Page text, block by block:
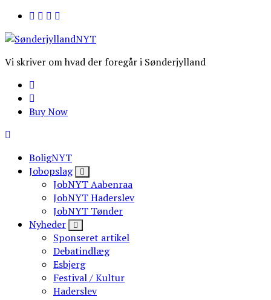
Vi skriver om hvad der foregår i Sønderjylland
Buy Now
BoligNYT
Jobopslag
JobNYT Aabenraa
JobNYT Haderslev
JobNYT Tønder
Nyheder
Sponseret artikel
Debatindlæg
Esbjerg
Festival / Kultur
Haderslev